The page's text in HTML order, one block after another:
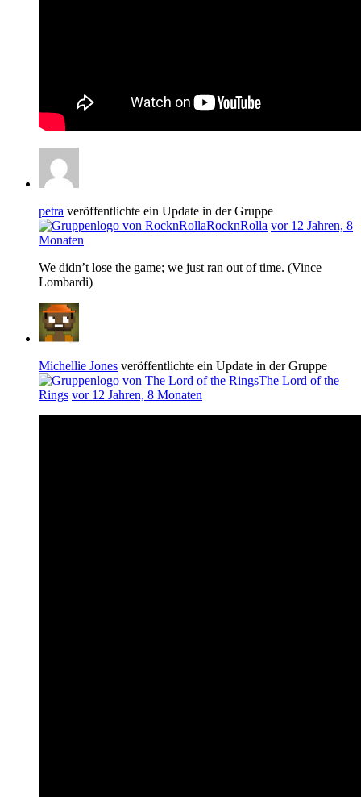
petra veröffentlichte ein Update in der Gruppe
RocknRolla vor 12 Jahren, 8
Monaten
We didn’t lose the game; we just ran out of time. (Vince
Lombardi)
Michellie Jones veröffentlichte ein Update in der Gruppe
The Lord of the
Rings vor 12 Jahren, 8 Monaten